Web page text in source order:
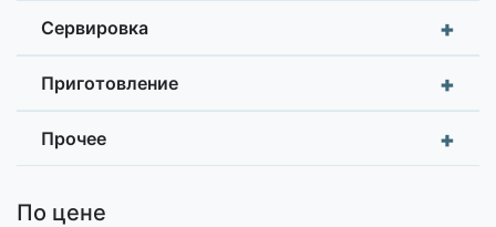
+
Сервировка
+
Приготовление
+
Прочее
По цене